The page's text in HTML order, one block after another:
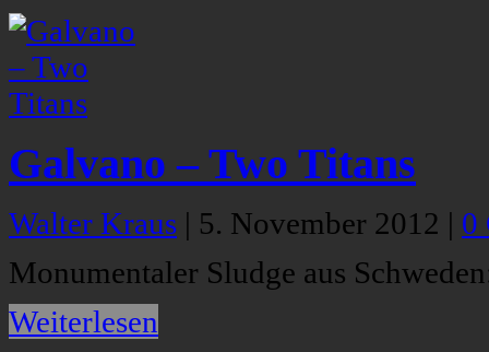
Galvano – Two Titans
Walter Kraus | 5. November 2012 | 0
Monumentaler Sludge aus
Weiterlesen